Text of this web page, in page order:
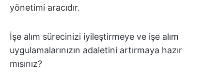
yönetimi aracıdır.
İşe alım sürecinizi iyileştirmeye ve işe alım
uygulamalarınızın adaletini artırmaya hazır
mısınız?